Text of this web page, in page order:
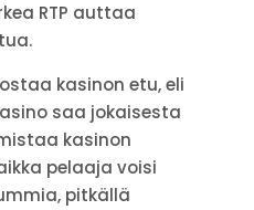
RTP auttaa
kasinon etu, eli
saa jokaisesta
kasinon
pelaaja voisi
pitkällä